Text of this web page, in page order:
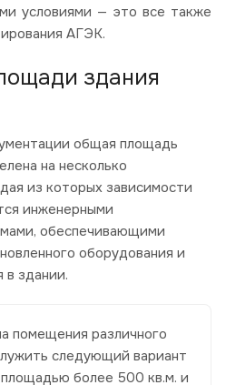
условиями — это все также
АГЭК.
здания
общая площадь
на несколько
из которых зависимости
инженерными
обеспечивающими
оборудования и
в здании.
помещения различного
следующий вариант
более 500 кв.м. и